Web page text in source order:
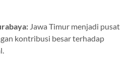
Jawa Timur menjadi pusat
kontribusi besar terhadap